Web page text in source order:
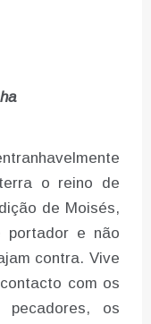
o reino de
de Moisés,
portador e não
contra. Vive
com os
os